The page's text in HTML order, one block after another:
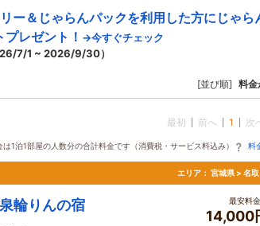
＆じゃらんパックを利用した方にじゃら
レゼント！ →今すぐチェック
7/1 ~ 2026/9/30）
[並び順] 料金
最初 前へ 1 次
は1泊1部屋の人数分の合計料金です（消費税・サービス料込み） 料
エリア： 宮城県 > 名
輪りんの宿 最安料
14,000